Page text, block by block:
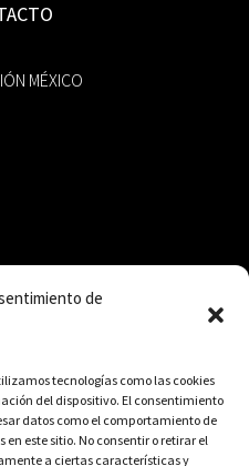
de
tecnologías como las cookies
del dispositivo. El consentimiento
datos como el comportamiento de
este sitio. No consentir o retirar el
a ciertas características y
MÉXICO